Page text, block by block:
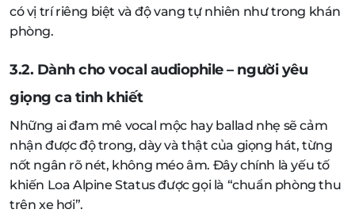
có vị trí riêng biệt và độ vang tự nhiên như trong khán
phòng.
3.2. Dành cho vocal audiophile – người yêu
giọng ca tinh khiết
Những ai đam mê vocal mộc hay ballad nhẹ sẽ cảm
nhận được độ trong, dày và thật của giọng hát, từng
nốt ngân rõ nét, không méo âm. Đây chính là yếu tố
khiến Loa Alpine Status được gọi là “chuẩn phòng thu
trên xe hơi”.